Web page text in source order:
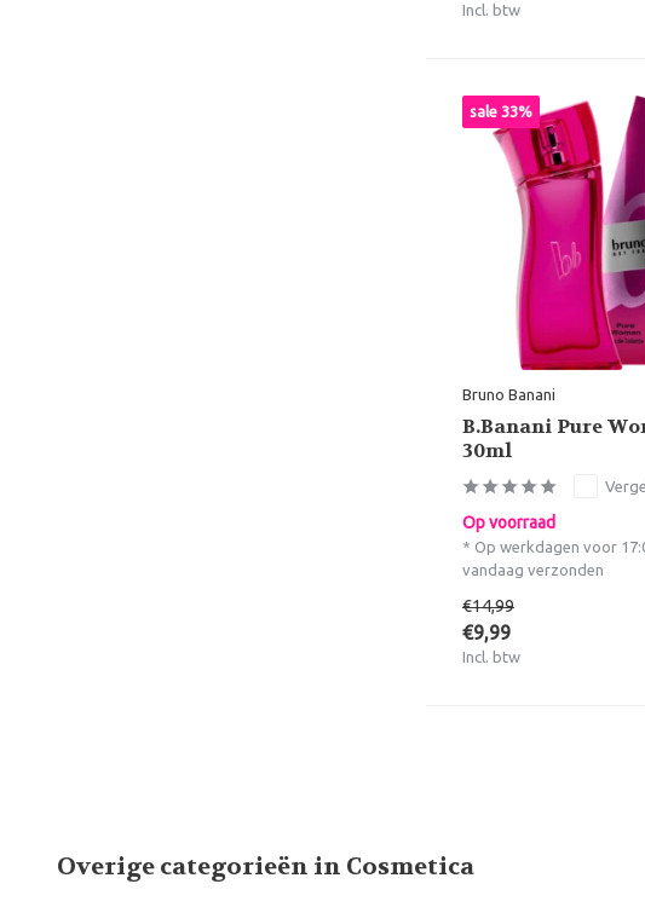
Incl. btw
sale 33%
Bruno Banani
B.Banani Pure
30ml
Op voorraad
* Op werkdagen voor
vandaag verzonden
€14,99
€9,99
Incl. btw
Overige categorieën in Cosmetica